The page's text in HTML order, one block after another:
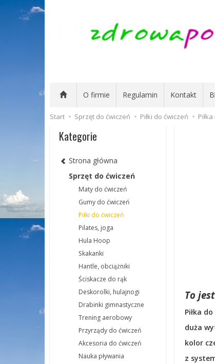
O firmie Regulamin Kontakt
Start Sprzęt do ćwiczeń Piłki do ćwiczeń
To
Piłka
duża
kolor
z
Kategorie
Strona główna
Sprzęt do ćwiczeń
Maty do ćwiczeń
Gumy do ćwiczeń
Piłki do ćwiczeń
Pilates, joga
Hula Hoop
Skakanki
Hantle, obciążniki
Ściskacze do rąk
Deskorolki, hulajnogi
Drabinki gimnastyczne
Trening aerobowy
Przyrządy do ćwiczeń
Akcesoria do ćwiczeń
Nauka pływania